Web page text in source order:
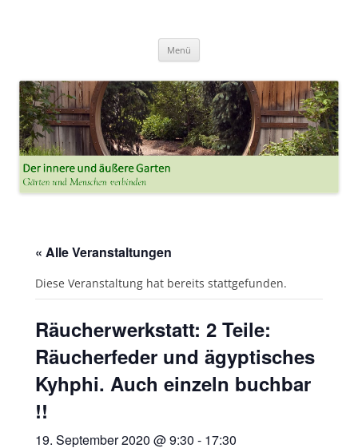
Menü
« Alle Veranstaltungen
Diese Veranstaltung hat bereits stattgefunden.
Räucherwerkstatt: 2 Teile:
Räucherfeder und ägyptisches
Kyhphi. Auch einzeln buchbar
!!
19. September 2020 @ 9:30 - 17:30